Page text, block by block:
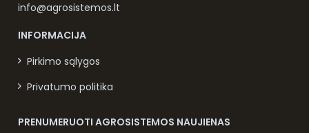
info@agrosistemos.lt
INFORMACIJA
Pirkimo sąlygos
Privatumo politika
PRENUMERUOTI AGROSISTEMOS NAUJIENAS